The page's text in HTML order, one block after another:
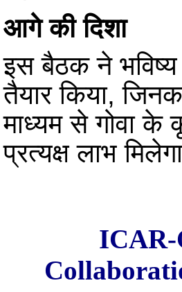
आगे की दिशा
इस बैठक ने
तैयार किया,
माध्यम से गोवा के
प्रत्यक्ष लाभ
ICAR-